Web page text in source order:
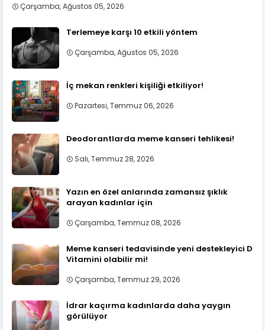
Çarşamba, Ağustos 05, 2026
Terlemeye karşı 10 etkili yöntem
Çarşamba, Ağustos 05, 2026
İç mekan renkleri kişiliği etkiliyor!
Pazartesi, Temmuz 06, 2026
Deodorantlarda meme kanseri tehlikesi!
Salı, Temmuz 28, 2026
Yazın en özel anlarında zamansız şıklık
arayan kadınlar için
Çarşamba, Temmuz 08, 2026
Meme kanseri tedavisinde yeni destekleyici D
Vitamini olabilir mi!
Çarşamba, Temmuz 29, 2026
İdrar kaçırma kadınlarda daha yaygın
görülüyor